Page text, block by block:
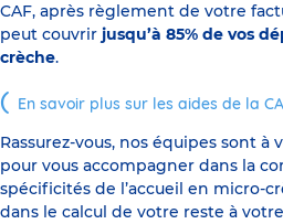
CAF, après règlement de votre
peut couvrir jusqu’à 85% de vos
crèche.
En savoir plus sur les aides de la
Rassurez-vous, nos équipes sont à
pour vous accompagner dans la
spécificités de l’accueil en micro-
dans le calcul de votre reste à